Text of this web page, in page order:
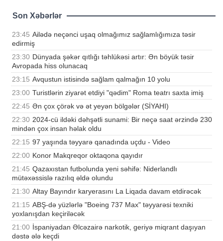
Son Xəbərlər
23:45 Ailədə neçənci uşaq olmağımız sağlamlığımıza təsir
edirmiş
23:30 Dünyada şəkər qıtlığı təhlükəsi artır: Ən böyük təsir
Avropada hiss olunacaq
23:15 Avqustun istisində sağlam qalmağın 10 yolu
23:00 Turistlərin ziyarət etdiyi "qədim" Roma teatrı saxta imiş
22:45 Ən çox çörək və ət yeyən bölgələr (SİYAHI)
22:30 2024-cü ildəki dəhşətli sunami: Bir neçə saat ərzində 230
mindən çox insan həlak oldu
22:15 97 yaşında təyyarə qanadında uçdu - Video
22:00 Konor Makqreqor oktaqona qayıdır
21:45 Qazaxıstan futbolunda yeni səhifə: Niderlandlı
mütəxəssislə razılıq əldə olundu
21:30 Altay Bayındır karyerasını La Liqada davam etdirəcək
21:15 ABŞ-də yüzlərlə "Boeing 737 Max" təyyarəsi texniki
yoxlanışdan keçiriləcək
21:00 İspaniyadan Əlcəzairə narkotik, geriyə miqrant daşıyan
dəstə ələ keçdi